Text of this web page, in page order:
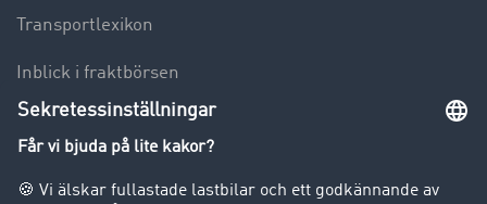
Transportlexikon
Inblick i fraktbörsen
Körförbud för lastbilar
Företag